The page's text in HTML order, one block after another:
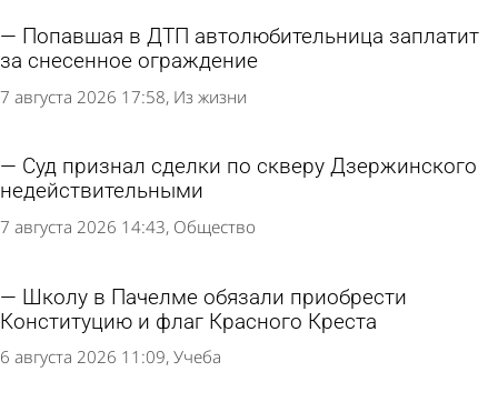
Попавшая в ДТП автолюбительница заплатит
за снесенное ограждение
7 августа 2026 17:58 Из жизни
Суд признал сделки по скверу Дзержинского
недействительными
7 августа 2026 14:43 Общество
Школу в Пачелме обязали приобрести
Конституцию и флаг Красного Креста
6 августа 2026 11:09 Учеба